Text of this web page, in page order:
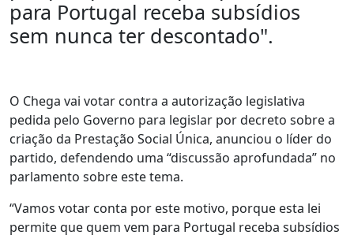
para Portugal receba subsídios
sem nunca ter descontado".
O Chega vai votar contra a autorização legislativa
pedida pelo Governo para legislar por decreto sobre a
criação da Prestação Social Única, anunciou o líder do
partido, defendendo uma “discussão aprofundada” no
parlamento sobre este tema.
“Vamos votar conta por este motivo, porque esta lei
permite que quem vem para Portugal receba subsídios